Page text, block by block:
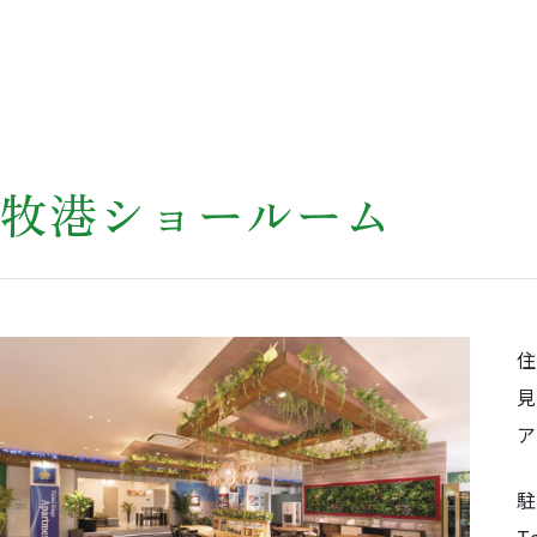
牧港ショールーム